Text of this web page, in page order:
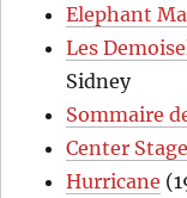
Elephant
Les
Sidney
Sommaire
Center Stage
Hurricane